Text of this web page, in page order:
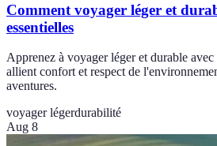
Comment voyager léger et
essentielles
Apprenez à voyager léger et durable
allient confort et respect de
aventures.
voyager légerdurabilité
Aug 8